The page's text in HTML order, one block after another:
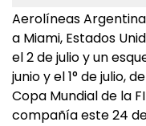
Aerolíneas
a Miami, Estados
el 2 de julio y un
junio y el 1° de julio,
Copa Mundial de la
compañía este 24